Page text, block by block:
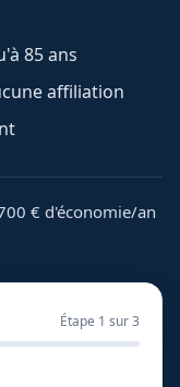
85 ans
affiliation
€ d'économie/an
Étape 1 sur 3